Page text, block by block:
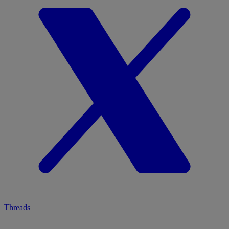
Threads